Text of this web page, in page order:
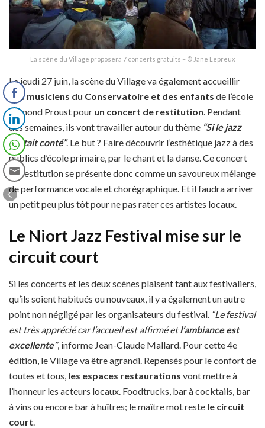
La scène du Village proposera 7 concerts gratuits – © Jane Lepreux
Le jeudi 27 juin, la scène du Village va également accueillir
des musiciens du Conservatoire et des enfants de l’école
Edmond Proust pour un concert de restitution . Pendant
des semaines, ils vont travailler autour du thème “Si le jazz
m’était conté”. Le but ? Faire découvrir l’esthétique jazz à des
publics d’école primaire, par le chant et la danse. Ce concert
de restitution se présente donc comme un savoureux mélange
de performance vocale et chorégraphique. Et il faudra arriver
un petit peu plus tôt pour ne pas rater ces artistes locaux.
Le Niort Jazz Festival mise sur le
circuit court
Si les concerts et les deux scènes plaisent tant aux festivaliers,
qu’ils soient habitués ou nouveaux, il y a également un autre
point non négligé par les organisateurs du festival. “Le festival
est très apprécié car l’accueil est affirmé etl’ambiance est
excellente”, informe Jean-Claude Mallard. Pour cette 4e
édition, le Village va être agrandi. Repensés pour le confort de
toutes et tous, les espaces restaurations vont mettre à
l’honneur les acteurs locaux. Foodtrucks, bar à cocktails, bar
à vins ou encore bar à huîtres; le maître mot reste le circuit
court.